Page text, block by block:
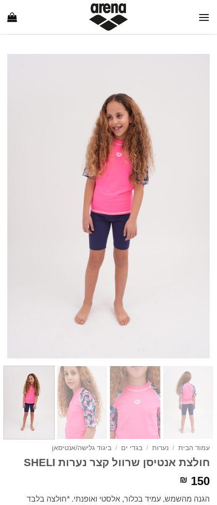
עמוד הבית / נערות / בגדי ים / ביגוד גלישה/אנטיסאן
חולצת אנטיסן שרוול קצר נערות SHELI
₪ 150
הגנה מהשמש, עמיד בכלור, אלסטי ואופנתי. *חולצה בלבד